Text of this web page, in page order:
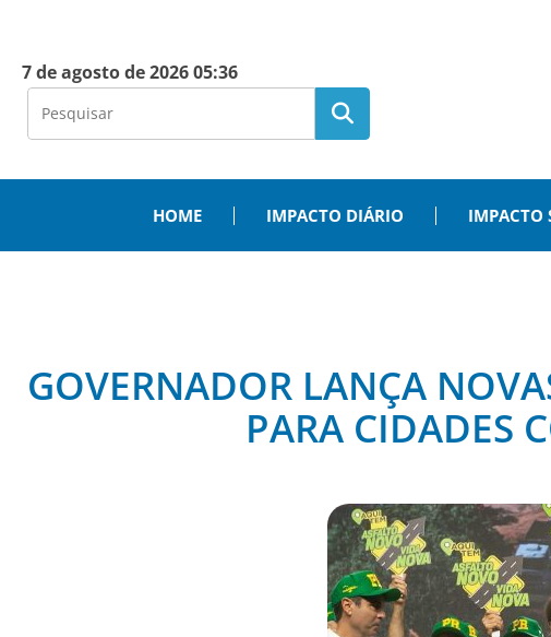
7 de agosto de 2026 05:36
HOME IMPACTO DIÁRIO IMPACTO
GOVERNADOR LANÇA
PARA CIDADES